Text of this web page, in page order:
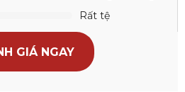
Rất tệ
GIÁ NGAY